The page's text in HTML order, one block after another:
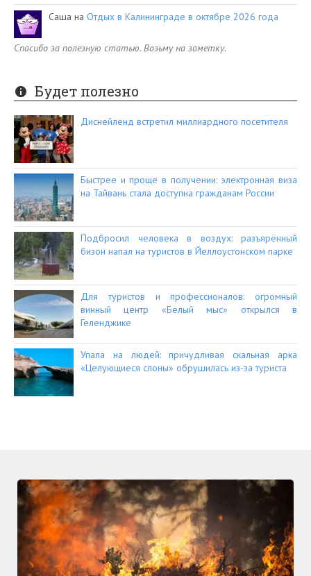
Саша на Отдых в Калининграде в октябре 2026 года
Спасибо за полезную статью. Возьму на заметку.
Будет полезно
Диснейленд встретил миллиардного посетителя
Быстрее и проще в получении: электронная виза
на Тайвань стала доступна гражданам России
Подбросил человека в воздух: разъярённый
бизон напал на туристов в Йеллоустонском парке
Для туристов и профессионалов: огромный
винный центр «Белый мыс» открылся в
Геленджике
Упала на людей: причудливая скальная арка
«Целующиеся слоны» обрушилась из-за туриста